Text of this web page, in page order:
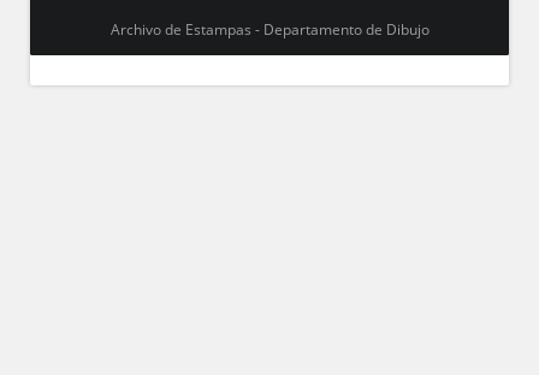
Archivo de Estampas - Departamento de Dibujo